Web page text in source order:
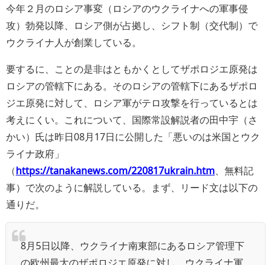
今年２月のロシア事変（ロシアのウクライナへの軍事侵
攻）勃発以降、ロシア側が占拠し、シフト制（交代制）で
ウクライナ人が創業している。
要するに、ことの是非はともかくとしてザポロジエ原発は
ロシアの管轄下にある。そのロシアの管轄下にあるザポロ
ジエ原発に対して、ロシア軍がテロ攻撃を行っているとは
考えにくい。これについて、国際常設解説者の田中宇（さ
かい）氏は昨日08月17日に公開した「悪いのは米国とウク
ライナ政府」
（https://tanakanews.com/220817ukrain.htm、無料記
事）で次のように解説している。まず、リード文は以下の
通りだ。
8月5日以降、ウクライナ南東部にあるロシア管理下